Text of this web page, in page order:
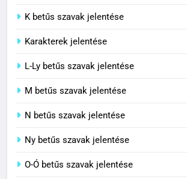
C BETŰS SZAVAK
C BETŰS SZAVAK
K betűs szavak jelentése
Karakterek jelentése
L-Ly betűs szavak jelentése
M betűs szavak jelentése
N betűs szavak jelentése
Ny betűs szavak jelentése
O-Ó betűs szavak jelentése